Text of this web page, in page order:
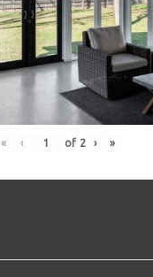
« ‹ of 2 › »